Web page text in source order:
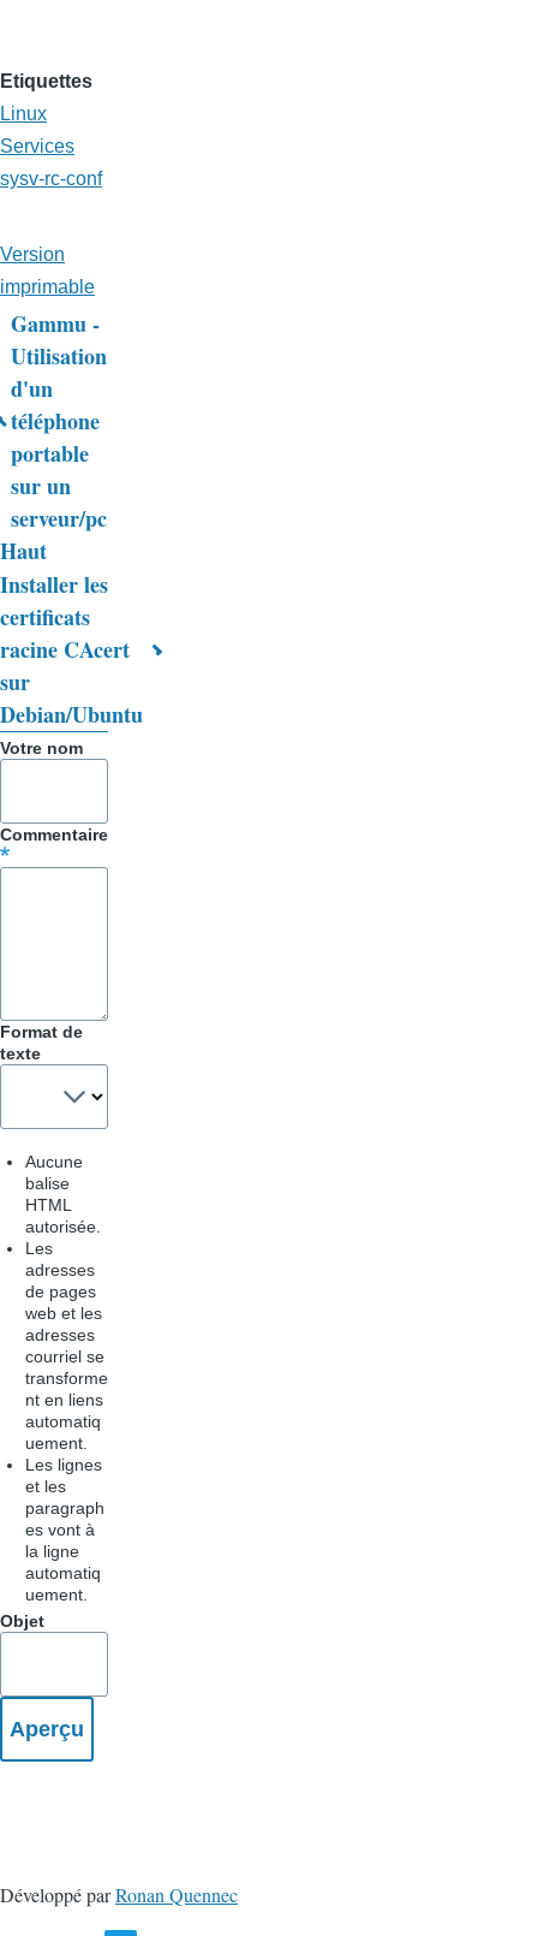
Etiquettes
Linux
Services
sysv-rc-conf
Version
imprimable
Liens
transversaux
de
livre
pour
Trucs
&
Astuces
Gammu -
Utilisation
d'un
téléphone
portable
sur un
serveur/pc
Haut
Installer les
certificats
racine CAcert
sur
Debian/Ubuntu
Votre nom
Commentaire
Format de
texte
Aucune
balise
HTML
autorisée.
Les
adresses
de pages
web et les
adresses
courriel se
transforme
nt en liens
automatiq
uement.
Les lignes
et les
paragraph
es vont à
la ligne
automatiq
uement.
Objet
Développé parRonan Quennec